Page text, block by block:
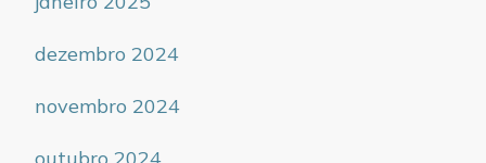
dezembro 2024
novembro 2024